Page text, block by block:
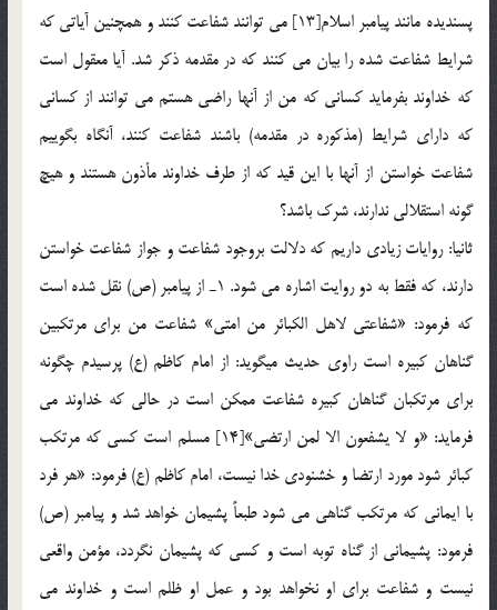
پسنديده مانند پيامبر اسلام[13] مي توانند شفاعت كنند و همچنين آياتي كه
شرايط شفاعت شده را بيان مي كنند كه در مقدمه ذكر شد. آيا معقول است
كه خداوند بفرمايد كساني كه من از آنها راضي هستم مي توانند از كساني
كه داراي شرايط (مذكوره در مقدمه) باشند شفاعت كنند، آنگاه بگوييم
شفاعت خواستن از آنها با اين قيد كه از طرف خداوند مأذون هستند و هيچ
گونه استقلالي ندارند، شرك باشد؟
ثانيا: روايات زيادي داريم كه دلالت بروجود شفاعت و جواز شفاعت خواستن
دارند، كه فقط به دو روايت اشاره مي شود. 1ـ از پيامبر (ص) نقل شده است
كه فرمود: «شفاعتي لاهل الكبائر من امتي» شفاعت من براي مرتكبين
گناهان كبيره است راوي حديث ميگويد: از امام كاظم (ع) پرسيدم چگونه
براي مرتكبان گناهان كبيره شفاعت ممكن است در حالي كه خداوند مي
فرمايد: «و لا يشفعون الا لمن ارتضي»[14] مسلم است كسي كه مرتكب
كبائر شود مورد ارتضا و خشنودي خدا نيست، امام كاظم (ع) فرمود: «هر فرد
با ايماني كه مرتكب گناهي مي شود طبعاً پشيمان خواهد شد و پيامبر (ص)
فرمود: پشيماني از گناه توبه است و كسي كه پشيمان نگردد، مؤمن واقعي
نيست و شفاعت براي او نخواهد بود و عمل او ظلم است و خداوند مي